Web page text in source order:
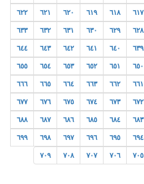
٦١٧ ٦١٨ ٦١٩ ٦٢٠ ٦٢١ ٦٢٢
٦٢٨ ٦٢٩ ٦٣٠ ٦٣١ ٦٣٢ ٦٣٣
٦٣٩ ٦٤٠ ٦٤١ ٦٤٢ ٦٤٣ ٦٤٤
٦٥٠ ٦٥١ ٦٥٢ ٦٥٣ ٦٥٤ ٦٥٥
٦٦١ ٦٦٢ ٦٦٣ ٦٦٤ ٦٦٥ ٦٦٦
٦٧٢ ٦٧٣ ٦٧٤ ٦٧٥ ٦٧٦ ٦٧٧
٦٨٣ ٦٨٤ ٦٨٥ ٦٨٦ ٦٨٧ ٦٨٨
٦٩٤ ٦٩٥ ٦٩٦ ٦٩٧ ٦٩٨ ٦٩٩
٧٠٥ ٧٠٦ ٧٠٧ ٧٠٨ ٧٠٩